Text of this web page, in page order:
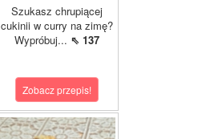
Szukasz chrupiącej
cukinii w curry na zimę?
Wypróbuj... ⇖ 137
Zobacz przepis!